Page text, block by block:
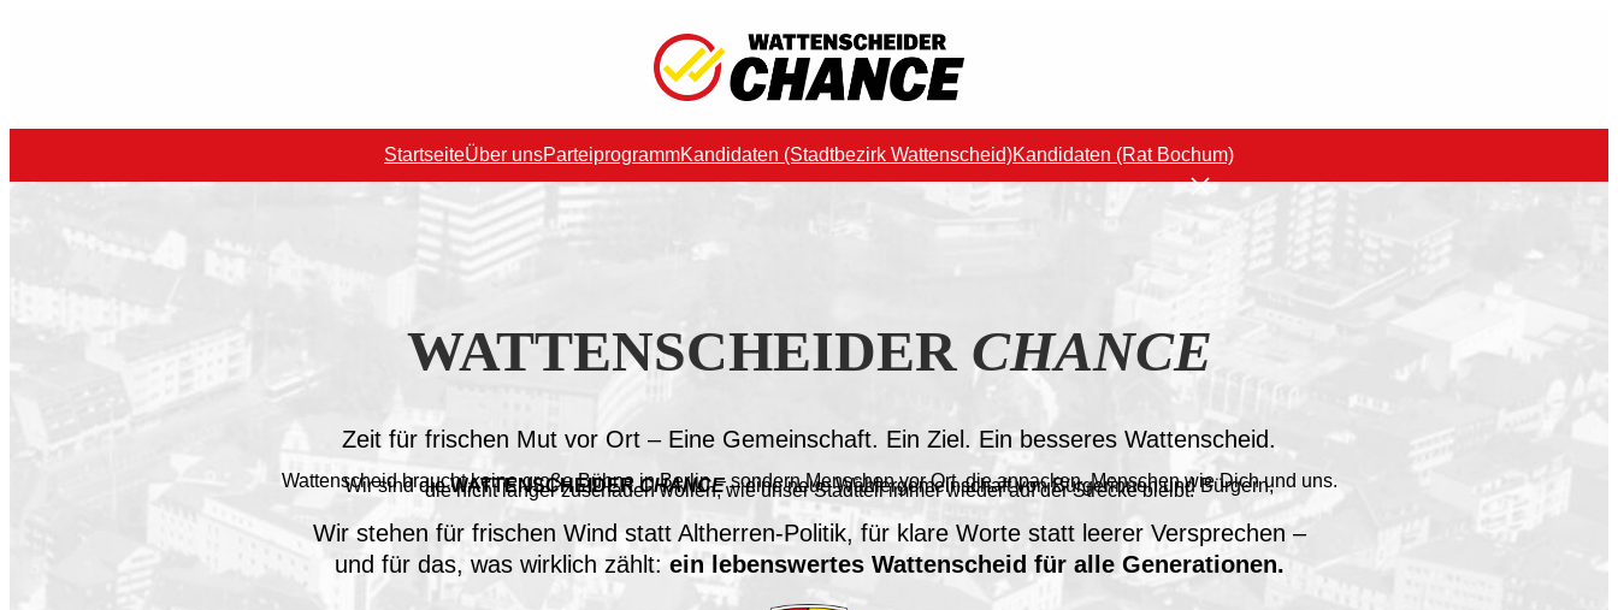
StartseiteÜber unsParteiprogrammKandidaten (Stadtbezirk Wattenscheid)Kandidaten (Rat Bochum)
WATTENSCHEIDER CHANCE
Zeit für frischen Mut vor Ort – Eine Gemeinschaft. Ein Ziel. Ein besseres Wattenscheid.
Wattenscheid braucht keine große Bühne in Berlin – sondern Menschen vor Ort, die anpacken. Menschen wie Dich und uns.
Wir sind dieWATTENSCHEIDERCHANCE– eine neue Wählergemeinschaft von Bürgerinnen und Bürgern,
die nicht länger zuschauen wollen, wie unser Stadtteil immer wieder auf der Strecke bleibt.
Wir stehen für frischen Wind statt Altherren-Politik, für klare Worte statt leerer Versprechen –
und für das, was wirklich zählt: ein lebenswertes Wattenscheid für alle Generationen.